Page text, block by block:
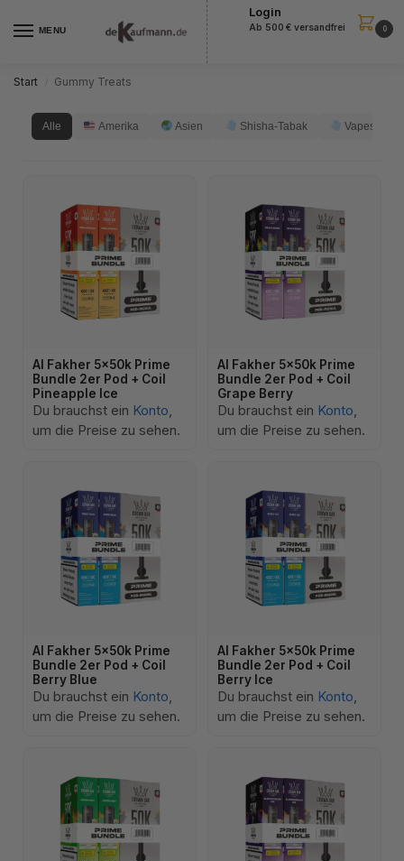
MENU
Login
Ab 500 € versandfrei 0
Start Gummy Treats
Alle Amerika Asien Shisha-Tabak Vapes
Al Fakher 5x50k Prime
Bundle 2er Pod + Coil
Pineapple Ice
Du brauchst ein Konto,
um die Preise zu sehen.
Al Fakher 5x50k Prime
Bundle 2er Pod + Coil
Grape Berry
Du brauchst ein Konto,
um die Preise zu sehen.
Al Fakher 5x50k Prime
Bundle 2er Pod + Coil
Berry Blue
Du brauchst ein Konto,
um die Preise zu sehen.
Al Fakher 5x50k Prime
Bundle 2er Pod + Coil
Berry Ice
Du brauchst ein Konto,
um die Preise zu sehen.